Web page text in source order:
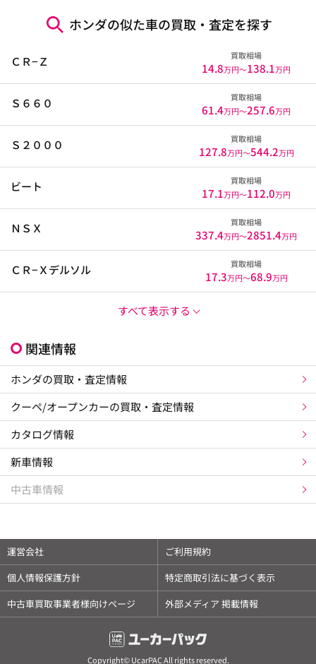
ホンダの似た車の買取・査定を探す
ＣＲ−Ｚ 買取相場
14.8万円〜138.1万円
Ｓ６６０ 買取相場
61.4万円〜257.6万円
Ｓ２０００ 買取相場
127.8万円〜544.2万円
ビート 買取相場
17.1万円〜112.0万円
ＮＳＸ 買取相場
337.4万円〜2851.4万円
ＣＲ−Ｘデルソル 買取相場
17.3万円〜68.9万円
すべて表示する
関連情報
ホンダの買取・査定情報
クーペ/オープンカーの買取・査定情報
カタログ情報
新車情報
中古車情報
運営会社
ご利用規約
個人情報保護方針
特定商取引法に基づく表示
中古車買取事業者様向けページ
外部メディア 掲載情報
Copyright© UcarPAC All rights reserved.